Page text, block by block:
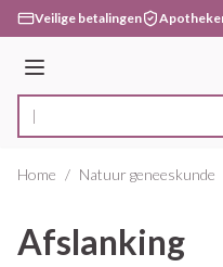
Ga naar de inhoud
Veilige betalingen
Menu
Product, merk, categorie...
Home / Natuur geneeskunde
Afslanking